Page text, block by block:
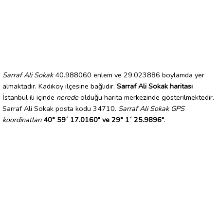
Sarraf Ali Sokak40.988060 enlem ve 29.023886 boylamda yer
almaktadır. Kadıköy ilçesine bağlıdır. Sarraf Ali Sokak haritası
İstanbul ili içinde nerede olduğu harita merkezinde gösterilmektedir.
Sarraf Ali Sokak posta kodu 34710. Sarraf Ali Sokak GPS
koordinatları 40° 59´ 17.0160" ve 29° 1´ 25.9896".